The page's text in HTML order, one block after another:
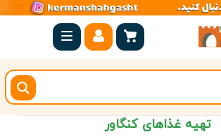
تهیه غذاهای کنگاور